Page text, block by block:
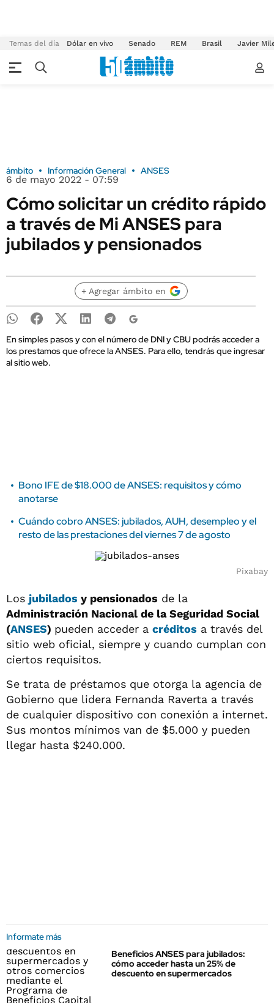
Temas del día Dólar en vivo Senado REM Brasil Javier
ámbito Información General ANSES
6 de mayo 2022 - 07:59
Cómo solicitar un crédito rápido
a través de Mi ANSES para
jubilados y pensionados
+ Agregar ámbito en
En simples pasos y con el número de DNI y CBU podrás acceder a
los prestamos que ofrece la ANSES. Para ello, tendrás que ingresar
al sitio web.
Bono IFE de $18.000 de ANSES: requisitos y cómo
anotarse
Cuándo cobro ANSES: jubilados, AUH, desempleo y el
resto de las prestaciones del viernes 7 de agosto
Pixabay
Los jubilados y pensionados de la
Administración Nacional de la Seguridad Social
(ANSES) pueden acceder a créditos a través del
sitio web oficial, siempre y cuando cumplan con
ciertos requisitos.
Se trata de préstamos que otorga la agencia de
Gobierno que lidera Fernanda Raverta a través
de cualquier dispositivo con conexión a internet.
Sus montos mínimos van de $5.000 y pueden
llegar hasta $240.000.
Informate más
Beneficios ANSES para jubilados:
cómo acceder hasta un 25% de
descuento en supermercados